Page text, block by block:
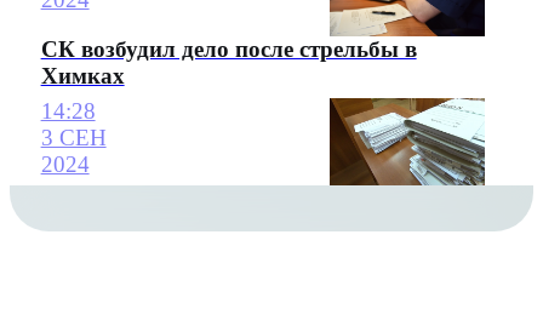
СК возбудил дело после стрельбы в
Химках
14:28
3 СЕН
2024